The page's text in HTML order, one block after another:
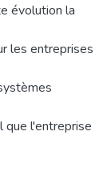
évolution la
les entreprises
que l'entreprise